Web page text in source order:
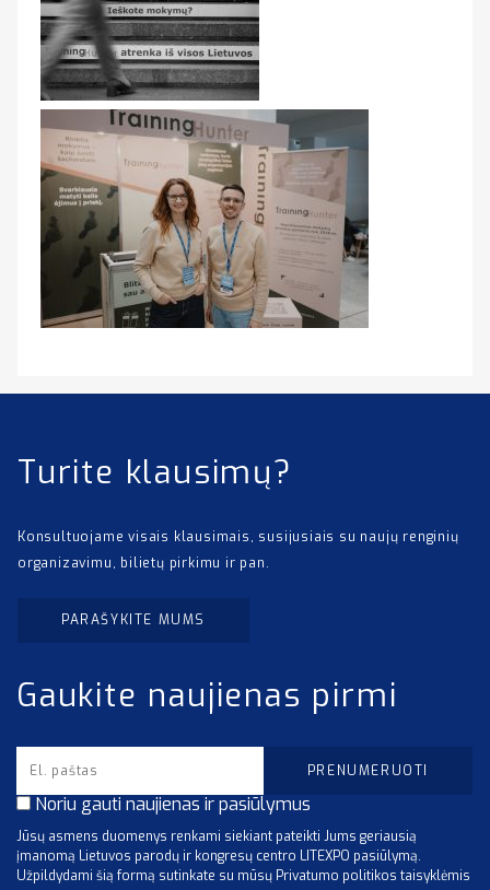
Turite klausimų?
Konsultuojame visais klausimais, susijusiais su naujų renginių
organizavimu, bilietų pirkimu ir pan.
PARAŠYKITE MUMS
Gaukite naujienas pirmi
Noriu gauti naujienas ir pasiūlymus
Jūsų asmens duomenys renkami siekiant pateikti Jums geriausią
įmanomą Lietuvos parodų ir kongresų centro LITEXPO pasiūlymą.
Užpildydami šią formą sutinkate su mūsų Privatumo politikos taisyklėmis